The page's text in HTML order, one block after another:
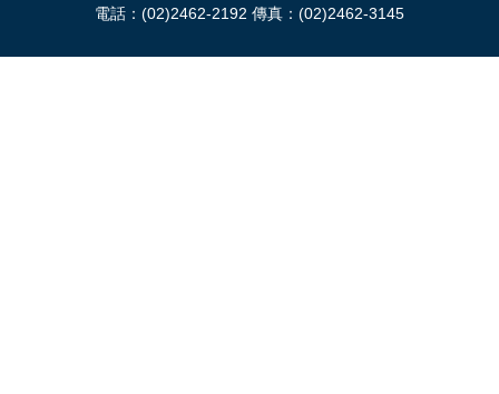
電話：(02)2462-2192 傳真：(02)2462-3145